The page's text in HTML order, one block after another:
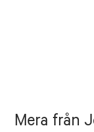
Mera från